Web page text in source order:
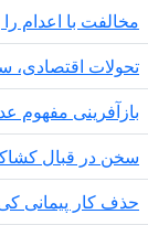
با اعدام را
اقتصادی،
مفهوم
در قبال
کار پیمانی کی